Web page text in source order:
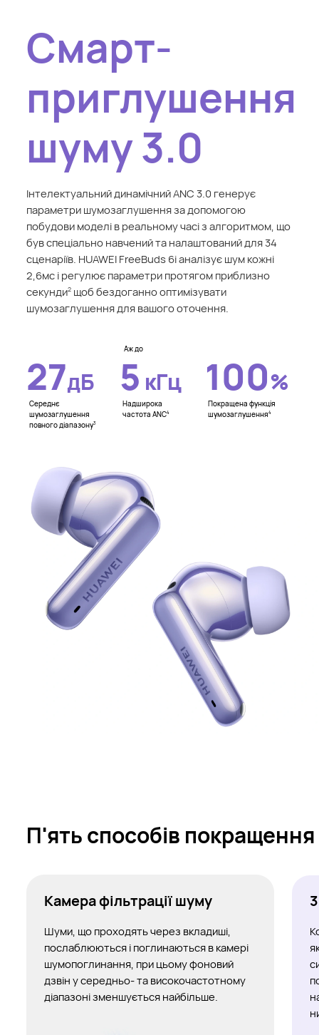
Смарт-
приглушення
шуму 3.0
Інтелектуальний динамічний ANC 3.0 генерує
параметри шумозаглушення за допомогою
побудови моделі в реальному часі з алгоритмом, що
був спеціально навчений та налаштований для 34
сценаріїв. HUAWEI FreeBuds 6i аналізує шум кожні
2,6мс і регулює параметри протягом приблизно
секунди2 щоб бездоганно оптимізувати
шумозаглушення для вашого оточення.
Аж до
27дБ
Середнє
шумозаглушення
повного діапазону3
5 кГц
Надширока
частота ANC4
100%
Покращена функція
шумозаглушення4
П'ять способів покращення
Камера фільтрації шуму
Шуми, що проходять через вкладиші,
послаблюються і поглинаються в камері
шумопоглинання, при цьому фоновий
дзвін у середньо- та високочастотному
діапазоні зменшується найбільше.